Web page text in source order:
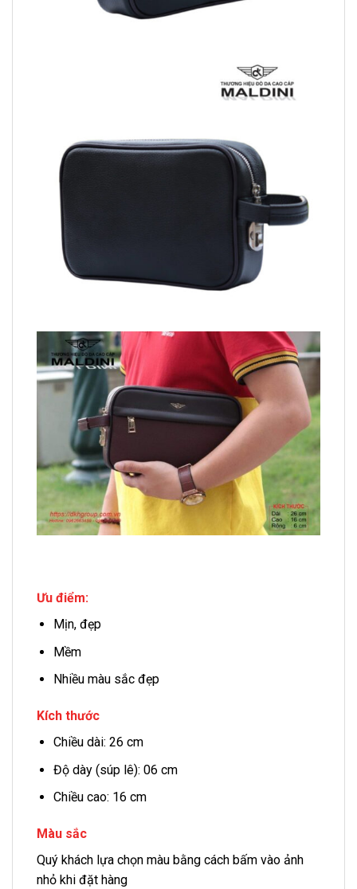
Ưu điểm:
Mịn, đẹp
Mềm
Nhiều màu sắc đẹp
Kích thước
Chiều dài: 26 cm
Độ dày (súp lê): 06 cm
Chiều cao: 16 cm
Màu sắc
Quý khách lựa chọn màu bằng cách bấm vào ảnh
nhỏ khi đặt hàng